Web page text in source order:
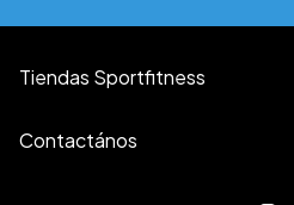
Tiendas Sportfitness
Contactános